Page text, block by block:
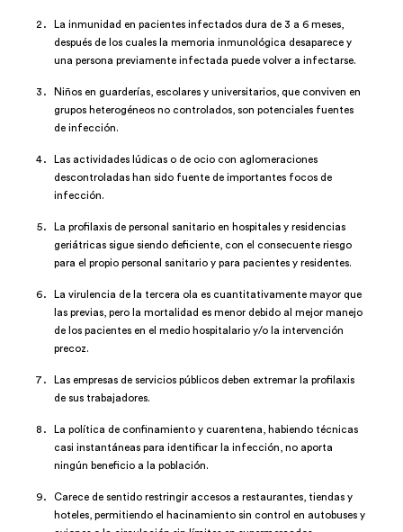
La inmunidad en pacientes infectados dura de 3 a 6 meses,
después de los cuales la memoria inmunológica desaparece y
una persona previamente infectada puede volver a infectarse.
Niños en guarderías, escolares y universitarios, que conviven en
grupos heterogéneos no controlados, son potenciales fuentes
de infección.
Las actividades lúdicas o de ocio con aglomeraciones
descontroladas han sido fuente de importantes focos de
infección.
La profilaxis de personal sanitario en hospitales y residencias
geriátricas sigue siendo deficiente, con el consecuente riesgo
para el propio personal sanitario y para pacientes y residentes.
La virulencia de la tercera ola es cuantitativamente mayor que
las previas, pero la mortalidad es menor debido al mejor manejo
de los pacientes en el medio hospitalario y/o la intervención
precoz.
Las empresas de servicios públicos deben extremar la profilaxis
de sus trabajadores.
La política de confinamiento y cuarentena, habiendo técnicas
casi instantáneas para identificar la infección, no aporta
ningún beneficio a la población.
Carece de sentido restringir accesos a restaurantes, tiendas y
hoteles, permitiendo el hacinamiento sin control en autobuses y